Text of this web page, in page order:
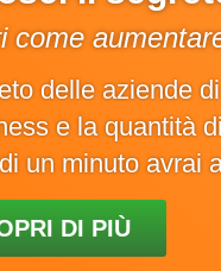
come
delle aziende
e la quantità
un minuto avrai
DI PIÙ